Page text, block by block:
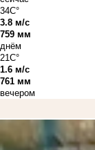
34C°
3.8 м/с
759 мм
днём
21C°
1.6 м/с
761 мм
вечером